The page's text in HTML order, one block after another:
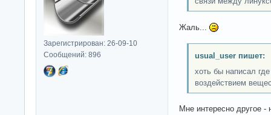
Зарегистрирован: 26-09-10
Сообщений: 896
Жаль...
usual_user пишет:
хоть бы написал
воздействием
Мне интересно другое -